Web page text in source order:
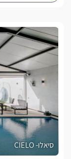
סיאלו- CIELO